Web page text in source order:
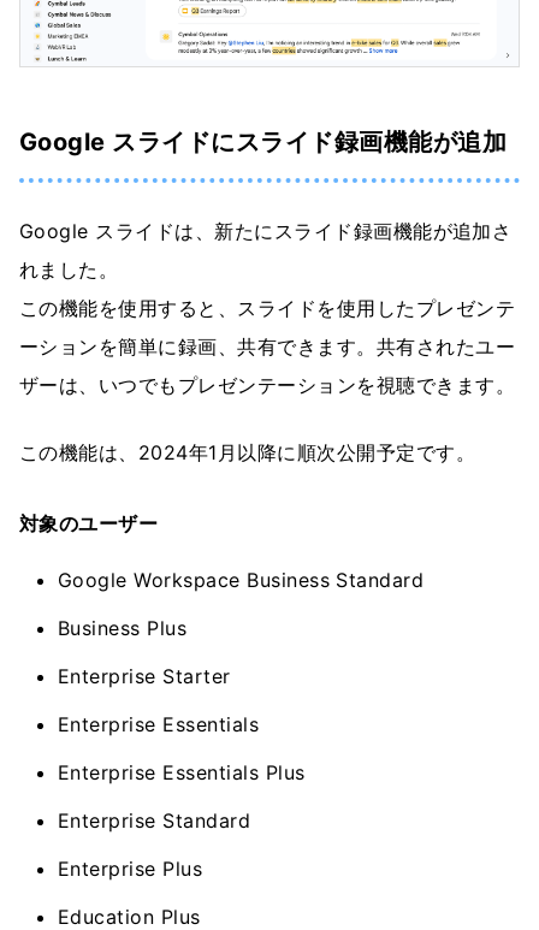
Google スライドにスライド録画機能が追加
Google スライドは、新たにスライド録画機能が追加さ
れました。
この機能を使用すると、スライドを使用したプレゼンテ
ーションを簡単に録画、共有できます。共有されたユー
ザーは、いつでもプレゼンテーションを視聴できます。
この機能は、2024年1月以降に順次公開予定です。
対象のユーザー
Google Workspace Business Standard
Business Plus
Enterprise Starter
Enterprise Essentials
Enterprise Essentials Plus
Enterprise Standard
Enterprise Plus
Education Plus